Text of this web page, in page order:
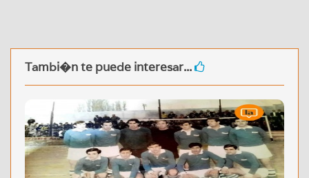
Tambi�n te puede interesar...